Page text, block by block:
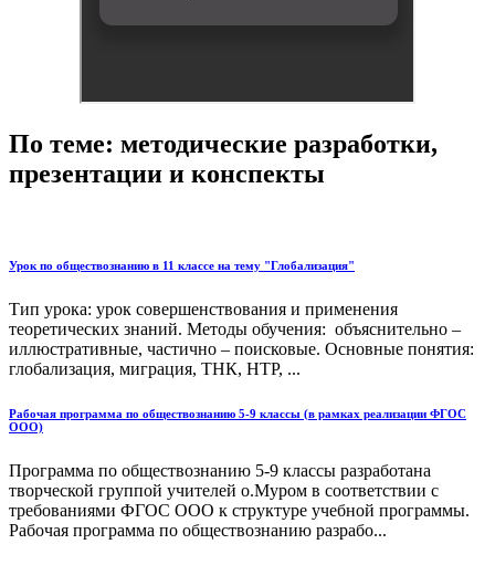
По теме: методические разработки,
презентации и конспекты
Урок по обществознанию в 11 классе на тему "Глобализация"
Тип урока: урок совершенствования и применения
теоретических знаний. Методы обучения: объяснительно –
иллюстративные, частично – поисковые. Основные понятия:
глобализация, миграция, ТНК, НТР, ...
Рабочая программа по обществознанию 5-9 классы (в рамках реализации ФГОС
ООО)
Программа по обществознанию 5-9 классы разработана
творческой группой учителей о.Муром в соответствии с
требованиями ФГОС ООО к структуре учебной программы.
Рабочая программа по обществознанию разрабо...